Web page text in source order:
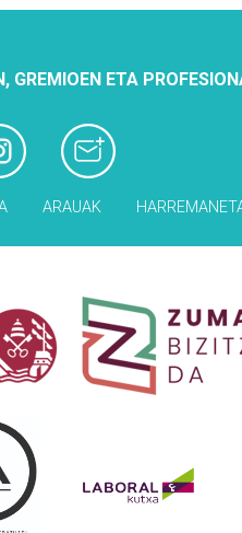
ETA
ARAUAK